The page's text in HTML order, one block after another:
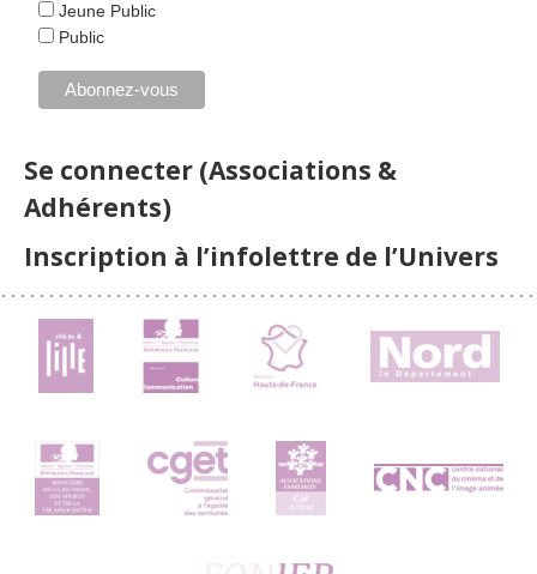
Jeune Public
Public
Se connecter (Associations &
Adhérents)
Inscription à l’infolettre de l’Univers